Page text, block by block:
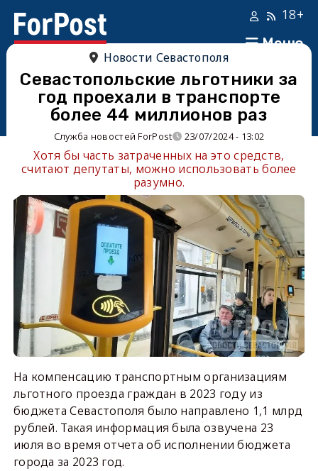
Меню
18+
Новости Севастополя
Севастопольские льготники за
год проехали в транспорте
более 44 миллионов раз
Служба новостей ForPost 23/07/2024 - 13:02
Хотя бы часть затраченных на это средств,
считают депутаты, можно использовать более
разумно.
На компенсацию транспортным организациям
льготного проезда граждан в 2023 году из
бюджета Севастополя было направлено 1,1 млрд
рублей. Такая информация была озвучена 23
июля во время отчета об исполнении бюджета
города за 2023 год.